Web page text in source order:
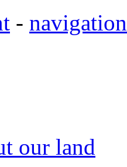
- navigation
our land